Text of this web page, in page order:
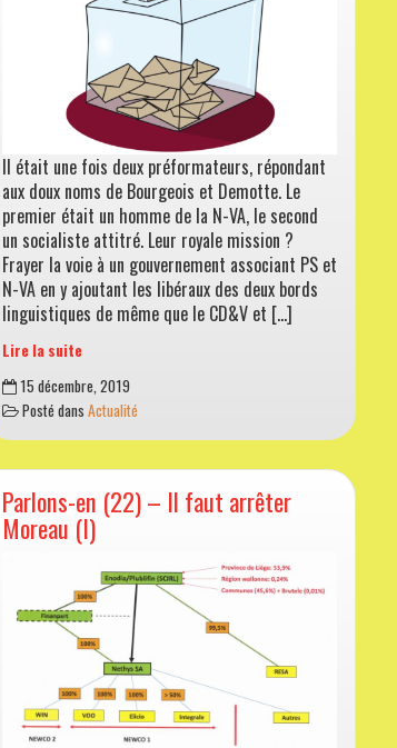
Il était une fois deux préformateurs, répondant
aux doux noms de Bourgeois et Demotte. Le
premier était un homme de la N-VA, le second
un socialiste attitré. Leur royale mission ?
Frayer la voie à un gouvernement associant PS et
N-VA en y ajoutant les libéraux des deux bords
linguistiques de même que le CD&V et […]
Lire la suite
Parlons-
en
(24)
–
Aux
urnes
citoyens
15 décembre, 2019
Posté dans Actualité
Parlons-en (22) – Il faut arrêter
Moreau (I)